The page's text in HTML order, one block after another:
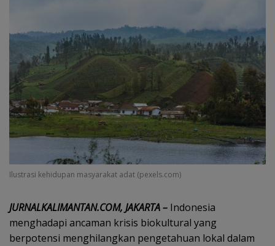
Ilustrasi kehidupan masyarakat adat (pexels.com)
JURNALKALIMANTAN.COM, JAKARTA – Indonesia
menghadapi ancaman krisis biokultural yang
berpotensi menghilangkan pengetahuan lokal dalam